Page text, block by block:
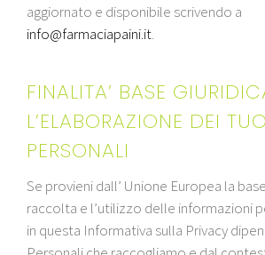
aggiornato e disponibile scrivendo a
info@farmaciapaini.it.
FINALITA’ BASE
L’ELABORAZIONE DEI
PERSONALI
Se provieni dall’ Unione Europea la
raccolta e l’utilizzo delle informazioni
in questa Informativa sulla Privacy